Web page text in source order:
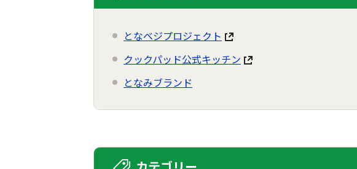
となベジプロジェクト
クックパッド公式キッチン
となみブランド